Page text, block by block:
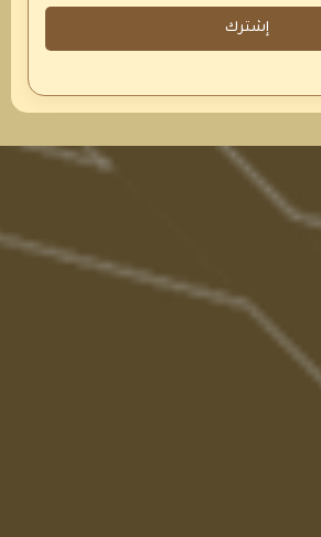
إشترك